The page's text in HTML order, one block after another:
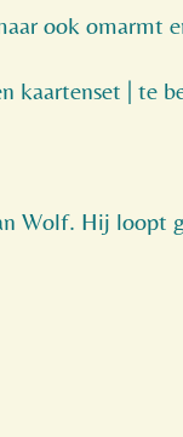
ook omarmt
kaartenset | te
Wolf. Hij loopt